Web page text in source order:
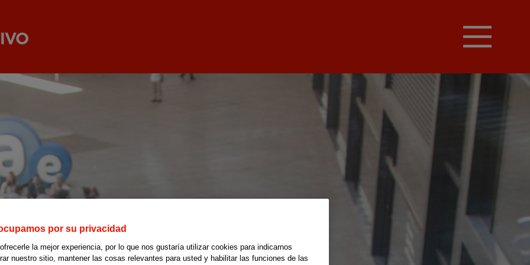
por su privacidad
la mejor experiencia, por lo que nos gustaría utilizar cookies para indicarnos
nuestro sitio, mantener las cosas relevantes para usted y habilitar las funciones de las